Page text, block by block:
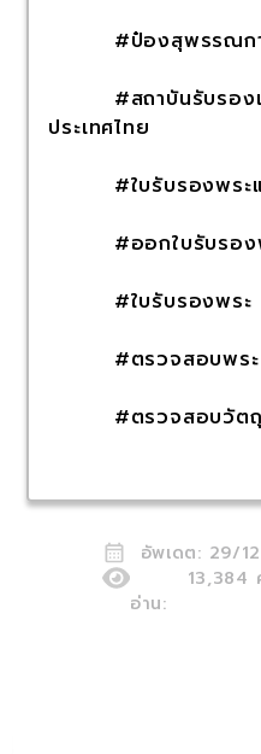
#ป๋องสุพรรณกา
#สถาบันรับรองแ
ประเทศไทย
#ใบรับรองพระ
#ออกใบรับรองพ
#ใบรับรองพระ
#ตรวจสอบพระ
#ตรวจสอบวัตถุ
อัพเดต: 29/
อ่าน:
13,384